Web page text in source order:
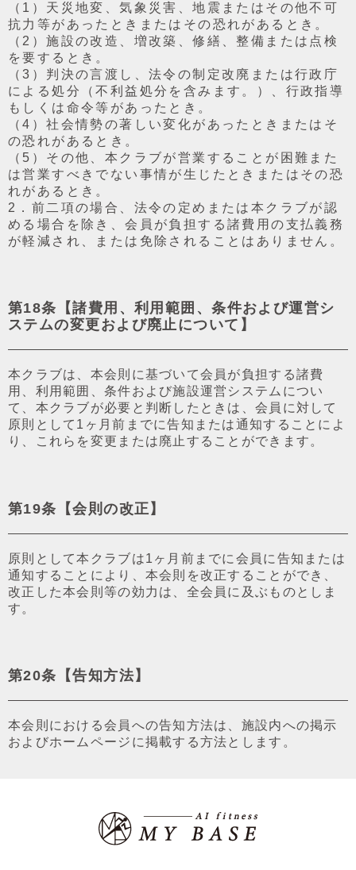
（1）天災地変、気象災害、地震またはその他不可
抗⼒等があったときまたはその恐れがあるとき。
（2）施設の改造、増改築、修繕、整備または点検
を要するとき。
（3）判決の⾔渡し、法令の制定改廃または⾏政庁
による処分（不利益処分を含みます。）、⾏政指導
もしくは命令等があったとき。
（4）社会情勢の著しい変化があったときまたはそ
の恐れがあるとき。
（5）その他、本クラブが営業することが困難また
は営業すべきでない事情が⽣じたときまたはその恐
れがあるとき。
2．前⼆項の場合、法令の定めまたは本クラブが認
める場合を除き、会員が負担する諸費⽤の⽀払義務
が軽減され、または免除されることはありません。
第18条【諸費⽤、利⽤範囲、条件および運営シ
ステムの変更および廃⽌について】
本クラブは、本会則に基づいて会員が負担する諸費
⽤、利⽤範囲、条件および施設運営システムについ
て、本クラブが必要と判断したときは、会員に対して
原則として1ヶ⽉前までに告知または通知することによ
り、これらを変更または廃⽌することができます。
第19条【会則の改正】
原則として本クラブは1ヶ⽉前までに会員に告知または
通知することにより、本会則を改正することができ、
改正した本会則等の効⼒は、全会員に及ぶものとしま
す。
第20条【告知⽅法】
本会則における会員への告知⽅法は、施設内への掲⽰
およびホームページに掲載する⽅法とします。